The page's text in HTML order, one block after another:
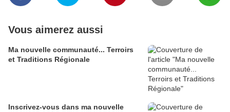
Vous aimerez aussi
Ma nouvelle communauté... Terroirs
et Traditions Régionale
Inscrivez-vous dans ma nouvelle